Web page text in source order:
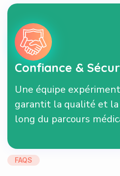
Confiance &
Une équipe
garantit la qualité et
long du parcours
FAQS